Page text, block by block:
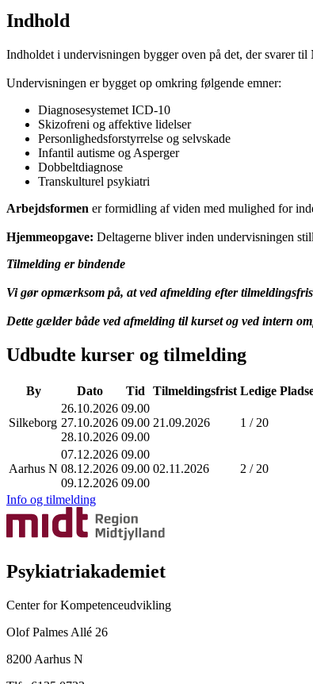
Indhold
Indholdet i undervisningen bygger oven på det, der svarer
Undervisningen er bygget op omkring følgende emner:
Diagnosesystemet ICD-10
Skizofreni og affektive lidelser
Personlighedsforstyrrelse og selvskade
Infantil autisme og Asperger
Dobbeltdiagnose
Transkulturel psykiatri
Arbejdsformen er formidling af viden med mulighed for
Hjemmeopgave: Deltagerne bliver inden undervisningen
Tilmelding er bindende
Vi gør opmærksom på, at ved afmelding efter
Dette gælder både ved afmelding til kurset og ved intern
Udbudte kurser og tilmelding
By Dato Tid Tilmeldingsfrist Ledige
Silkeborg
26.10.2026
27.10.2026
28.10.2026
09.00
09.00
09.00
21.09.2026 1 / 20
Aarhus N
07.12.2026
08.12.2026
09.12.2026
09.00
09.00
09.00
02.11.2026 2 / 20
Info og tilmelding
Psykiatriakademiet
Center for Kompetenceudvikling
Olof Palmes Allé 26
8200 Aarhus N